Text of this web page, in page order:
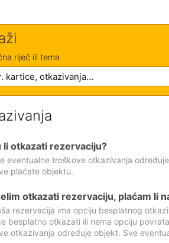
riječ ili tema
li otkazati rezervaciju?
eventualne troškove otkazivanja
plaćate objektu.
otkazati rezervaciju, plaćam li
rezervacija ima opciju besplatnog
besplatno otkazati ili nema opciju
otkazivanja određuje objekt. Sve